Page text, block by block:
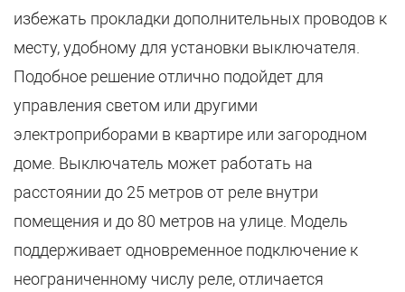
избежать прокладки дополнительных проводов к
месту, удобному для установки выключателя.
Подобное решение отлично подойдет для
управления светом или другими
электроприборами в квартире или загородном
доме. Выключатель может работать на
расстоянии до 25 метров от реле внутри
помещения и до 80 метров на улице. Модель
поддерживает одновременное подключение к
неограниченному числу реле, отличается